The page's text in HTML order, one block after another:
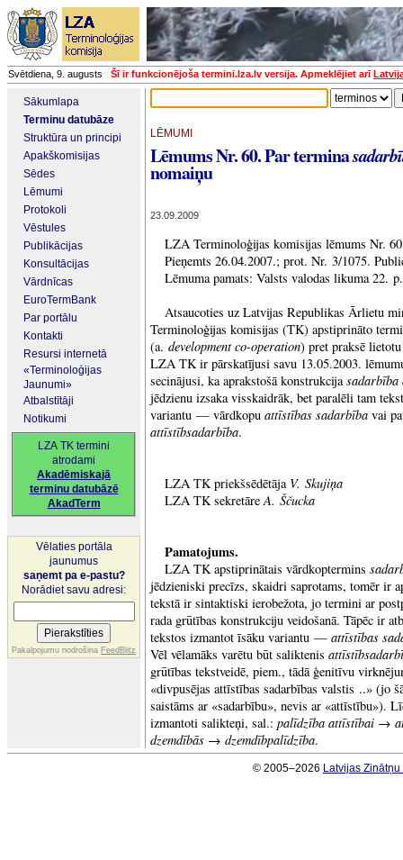
Svētdiena, 9. augusts Šī ir funkcionējoša termini.lza.lv versija. Apmeklējiet arī
Sākumlapa
Terminu datubāze
Struktūra un principi
Apakškomisijas
Sēdes
Lēmumi
Protokoli
Vēstules
Publikācijas
Konsultācijas
Vārdnīcas
EuroTermBank
Par portālu
Kontakti
Resursi internetā
«Terminoloģijas
Jaunumi»
Atbalstītāji
Notikumi
LZA TK termini
atrodami
Akadēmiskajā
terminu datubāzē
AkadTerm
Vēlaties portāla
jaunumus
saņemt pa e-pastu?
Norādiet savu adresi:
Pakalpojumu nodrošina FeedBlitz
LĒMUMI
Lēmums Nr. 60. Par termina
nomaiņu
23.09.2009
LZA Terminoloģijas komisijas lēmums Nr. 60
Pieņemts 26.04.2007.; prot. Nr. 3/1075.
Lēmuma pamats: Valsts valodas likuma 22.
Atsaucoties uz Latvijas Republikas Ārlietu
Terminoloģijas komisijas (TK) apstiprināto
(a. development co-operation) pret praksē
LZA TK ir pārskatījusi savu 13.05.2003.
secinājusi, ka aprakstošā konstrukcijasadarbība
jēdzienu izsaka visskaidrāk, bet paralēli tam
variantu — vārdkopu attīstības sadarbība vai
attīstībsadarbība.
LZA TK priekšsēdētāja V. Skujiņa
LZA TK sekretāreA. Ščucka
Pamatojums.
LZA TK apstiprinātais vārdkoptermins
jēdzieniski precīzs, skaidri saprotams, tomēr ir
tekstā ir sintaktiski ierobežota, jo termini ar
rada grūtības konstrukciju veidošanā. Tāpēc ir
tekstos izmantot īsāku variantu — attīstības
Vēl vēlamāks varētu būt saliktenis
grūtības tekstveidē, piem., tādā ģenitīvu
«divpusējas attīstības sadarbības valstis ..» (jo
saistāms ar «sadarbību», nevis ar «attīstību»).
izmantoti salikteņi, sal.: palīdzība attīstībai →
dzemdībās → dzemdībpalīdzība.
© 2005–2026 Latvijas